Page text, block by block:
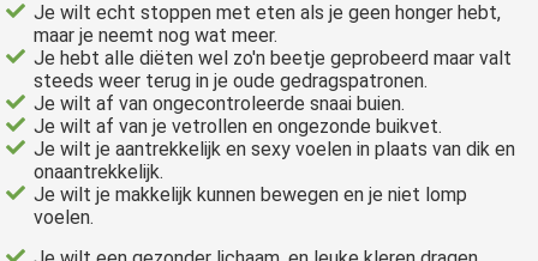
Je wilt echt stoppen met eten als je geen honger hebt,
maar je neemt nog wat meer.
Je hebt alle diëten wel zo'n beetje geprobeerd maar valt
steeds weer terug in je oude gedragspatronen.
Je wilt af van ongecontroleerde snaai buien.
Je wilt af van je vetrollen en ongezonde buikvet.
Je wilt je aantrekkelijk en sexy voelen in plaats van dik en
onaantrekkelijk.
Je wilt je makkelijk kunnen bewegen en je niet lomp
voelen.